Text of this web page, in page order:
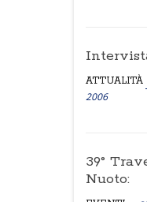
ATTUALITÀ
2006
39°
Nuoto: